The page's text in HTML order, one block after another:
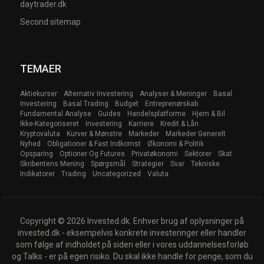
daytrader.dk
Second sitemap
TEMAER
Aktiekurser Alternativ Investering Analyser & Meninger
Basal
Investering
Basal Trading Budget
Entreprenørskab
Fundamental Analyse
Guides Handelsplatforme
Hjem & Bil
Ikke-Kategoriseret
Investering Karriere
Kredit & Lån
Kryptovaluta
Kurver & Mønstre Markeder
Markeder Generelt
Nyhed
Obligationer & Fast Indkomst
Økonomi & Politik
Opsparing
Optioner Og Futures Privatøkonomi Sektorer
Skat
Skribentens Mening
Spørgsmål Strategier Svar
Tekniske
Indikatorer
Trading Uncategorized Valuta
Copyright © 2026 Invested.dk. Enhver brug af oplysninger på
invested.dk - eksempelvis konkrete investeringer eller handler
som følge af indholdet på siden eller i vores uddannelsesforløb
og Talks - er på egen risiko. Du skal ikke handle for penge, som du